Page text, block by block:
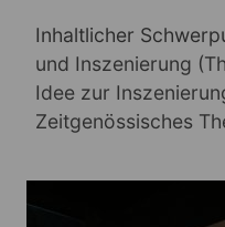
Inhaltlicher
und Inszenierung
Idee zur
Zeitgenössisches